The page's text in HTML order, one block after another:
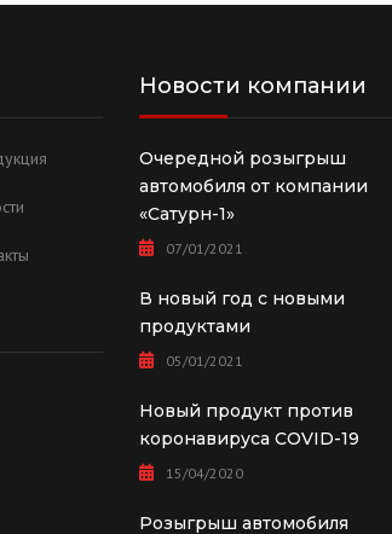
Новости компании
Очередной розыгрыш
автомобиля от компании
«Сатурн-1»
07/01/2021
В новый год с новыми
продуктами
05/01/2021
Новый продукт против
коронавируса COVID-19
15/04/2020
Розыгрыш автомобиля